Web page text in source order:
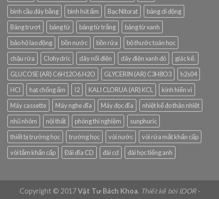
bình cầu đáy bằng
bình hút ẩm Bạc Nitorat
bảng di động
Bảng trượt
bảng từ bảng từ trắng
bảng từ xanh
bảo hộ lao động
bồn nước bồn rửa
bộ thước toán học
chậu rửa
Clohydric dây nối điện dây điện xanh đỏ
giác kế.
GLUCOSE (AR) C6H12O6.H2O
GLYCERIN (AR) C3H8O3
h2s04
HCl
hạt chống ẩm I2 KALI CLORUA (AR) KCL
kính hiển vi
Máy cassette
Máy nghe đĩa Máy đọc đĩa
nhiệt kế đo thân nhiệt
nhũ nhôm
nội thất phòng thí nghiệm
sunphuric
thiết bị trường học
trường học vòi nước
vòi rửa mắt khẩn cấp
vòi tắm khẩn cấp
Đâì đĩa CD đài cd đài học tiếng anh
Copyright © 2017Vật Tư Bách Khoa. Thiết kế bởi IDOR -